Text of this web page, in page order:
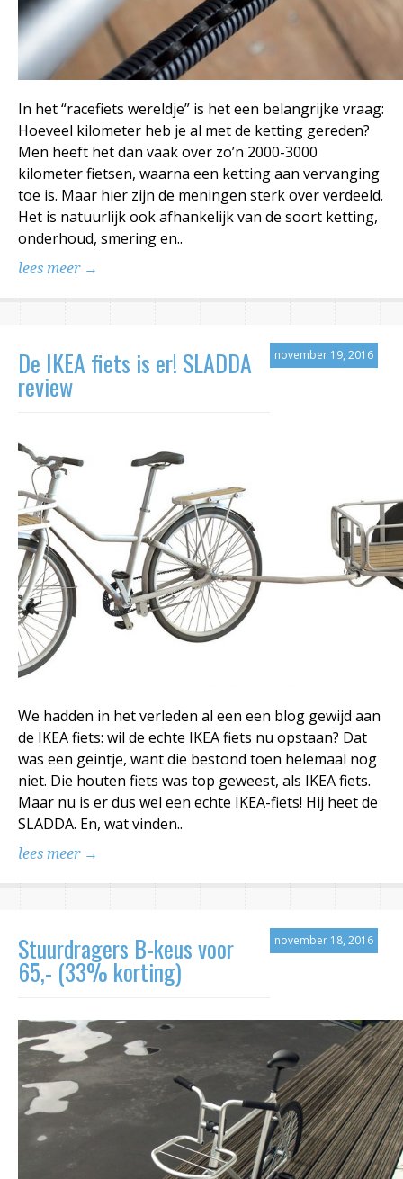
In het “racefiets wereldje” is het een belangrijke vraag:
Hoeveel kilometer heb je al met de ketting gereden?
Men heeft het dan vaak over zo’n 2000-3000
kilometer fietsen, waarna een ketting aan vervanging
toe is. Maar hier zijn de meningen sterk over verdeeld.
Het is natuurlijk ook afhankelijk van de soort ketting,
onderhoud, smering en..
lees meer →
november 19, 2016
De IKEA fiets is er! SLADDA
review
We hadden in het verleden al een een blog gewijd aan
de IKEA fiets: wil de echte IKEA fiets nu opstaan? Dat
was een geintje, want die bestond toen helemaal nog
niet. Die houten fiets was top geweest, als IKEA fiets.
Maar nu is er dus wel een echte IKEA-fiets! Hij heet de
SLADDA. En, wat vinden..
lees meer →
november 18, 2016
Stuurdragers B-keus voor
65,- (33% korting)